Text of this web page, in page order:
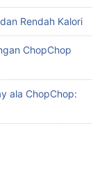
Rendah Kalori
ChopChop
ala ChopChop: